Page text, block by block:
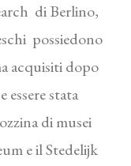
di Berlino,
possiedono
acquisiti dopo
stata
di musei
e il Stedelijk